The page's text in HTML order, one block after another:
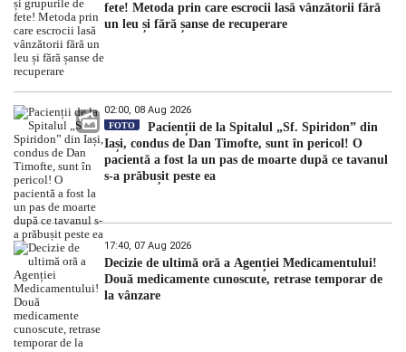
fete! Metoda prin care escrocii lasă vânzătorii fără
un leu și fără șanse de recuperare
02:00, 08 Aug 2026
FOTO
Pacienții de la Spitalul „Sf. Spiridon” din
Iași, condus de Dan Timofte, sunt în pericol! O
pacientă a fost la un pas de moarte după ce tavanul
s-a prăbușit peste ea
17:40, 07 Aug 2026
Decizie de ultimă oră a Agenției Medicamentului!
Două medicamente cunoscute, retrase temporar de
la vânzare